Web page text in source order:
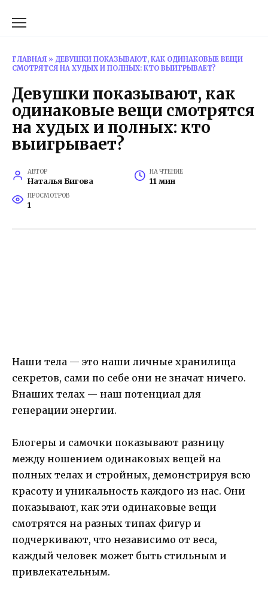
ГЛАВНАЯ » ДЕВУШКИ ПОКАЗЫВАЮТ, КАК ОДИНАКОВЫЕ ВЕЩИ
СМОТРЯТСЯ НА ХУДЫХ И ПОЛНЫХ: КТО ВЫИГРЫВАЕТ?
Девушки показывают, как
одинаковые вещи смотрятся
на худых и полных: кто
выигрывает?
АВТОР
Наталья Бигова
НА ЧТЕНИЕ
11 мин
ПРОСМОТРОВ
1
Наши тела — это наши личные хранилища
секретов, сами по себе они не значат ничего.
Внаших телах — наш потенциал для
генерации энергии.
Блогеры и самочки показывают разницу
между ношением одинаковых вещей на
полных телах и стройных, демонстрируя всю
красоту и уникальность каждого из нас. Они
показывают, как эти одинаковые вещи
смотрятся на разных типах фигур и
подчеркивают, что независимо от веса,
каждый человек может быть стильным и
привлекательным.